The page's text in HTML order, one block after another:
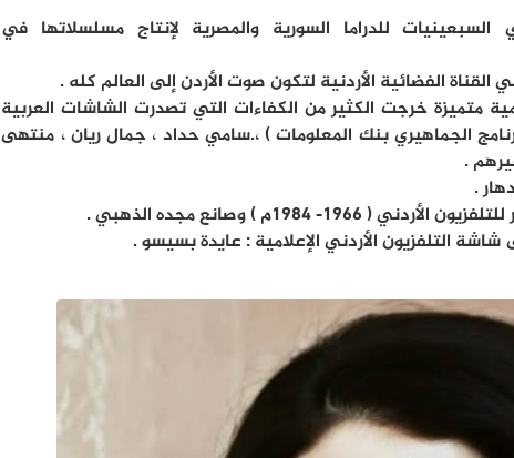
السبعينيات للدراما السورية والمصرية لإنتاج مسلسلاتها في
متميزة خرجت الكثير من الكفاءات التي تصدرت الشاشات العربية
الجماهيري بنك المعلومات ) ،.سامي حداد ، جمال ريان ، منتهى
.
.
١٩٨٤م ) وصانع مجده الذهبي .
التلفزيون الأردني الإعلامية : عايدة بسيسو .